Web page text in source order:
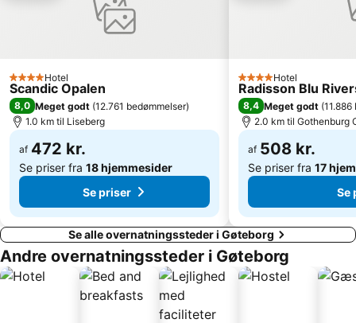
4 Stjerner
Hotel
Scandic Opalen
8,0 Meget godt (12.761 bedømmelser)
1.0 km til Liseberg
af 472 kr.
Se priser fra 18 hjemmesider
Se priser
4 Stjerner
Hotel
Radisson Blu
8,4 Meget godt (11.886
2.0 km til Gothenburg
af 508 kr.
Se priser fra 17
Se
Se alle overnatningssteder i Gøteborg
Andre overnatningssteder i Gøteborg